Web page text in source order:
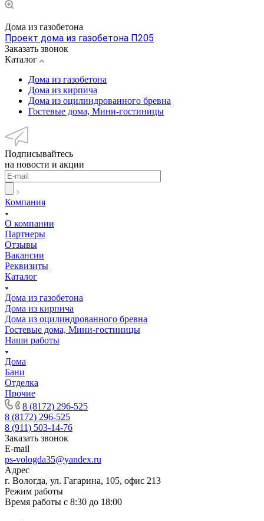
Дома из газобетона
Проект дома из газобетона П205
Заказать звонок
Каталог
Дома из газобетона
Дома из кирпича
Дома из оцилиндрованного бревна
Гостевые дома, Мини-гостиницы
Подписывайтесь
на новости и акции
Компания
О компании
Партнеры
Отзывы
Вакансии
Реквизиты
Каталог
Дома из газобетона
Дома из кирпича
Дома из оцилиндрованного бревна
Гостевые дома, Мини-гостиницы
Наши работы
Дома
Бани
Отделка
Прочие
8 (8172) 296-525
8 (8172) 296-525
8 (911) 503-14-76
Заказать звонок
E-mail
ps-vologda35@yandex.ru
Адрес
г. Вологда, ул. Гагарина, 105, офис 213
Режим работы
Время работы с 8:30 до 18:00